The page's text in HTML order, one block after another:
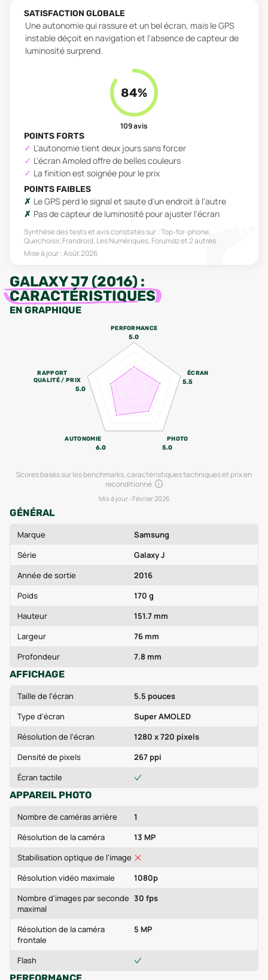
SATISFACTION GLOBALE
Une autonomie qui rassure et un bel écran, mais le GPS
instable déçoit en navigation et l'absence de capteur de
luminosité surprend.
84%
109avis
POINTS FORTS
L'autonomie tient deux jours sans forcer
L'écran Amoled offre de belles couleurs
La finition est soignée pour le prix
POINTS FAIBLES
Le GPS perd le signal et saute d'un endroit à l'autre
Pas de capteur de luminosité pour ajuster l'écran
Synthèse des tests et avis constatés sur :Top-for-phone,
Quechoisir, Frandroid, Les Numériques, Forumdzet 2 autres
Mise à jour :Août 2026
GALAXY J7 (2016) :
CARACTÉRISTIQUES
EN GRAPHIQUE
PERFORMANCE
5.0
ÉCRAN
5.5
PHOTO
5.0
AUTONOMIE
6.0
RAPPORT
QUALITÉ / PRIX
5.0
Scores basés sur les benchmarks, caractéristiques techniques et prix en
reconditionné.
Mis à jour : Février 2026
GÉNÉRAL
Marque
Samsung
Série
Galaxy J
Année de sortie
2016
Poids
170 g
Hauteur
151.7 mm
Largeur
76 mm
Profondeur
7.8 mm
AFFICHAGE
Taille de l'écran
5.5 pouces
Type d'écran
Super AMOLED
Résolution de l'écran
1280 x 720 pixels
Densité de pixels
267 ppi
Écran tactile
APPAREIL PHOTO
Nombre de caméras arrière
1
Résolution de la caméra
13 MP
Stabilisation optique de l'image
Résolution vidéo maximale
1080p
Nombre d'images par seconde
maximal
30 fps
Résolution de la caméra
frontale
5 MP
Flash